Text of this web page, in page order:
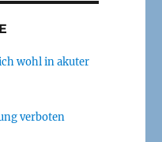
wohl in akuter
verboten